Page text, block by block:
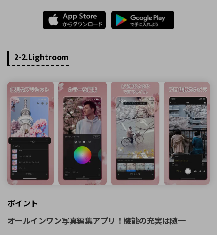
2-2.Lightroom
ポイント
オールインワン写真編集アプリ！機能の充実は随一